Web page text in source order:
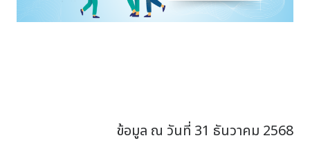
ข้อมูล ณ วันที่ 31 ธันวาคม 2568